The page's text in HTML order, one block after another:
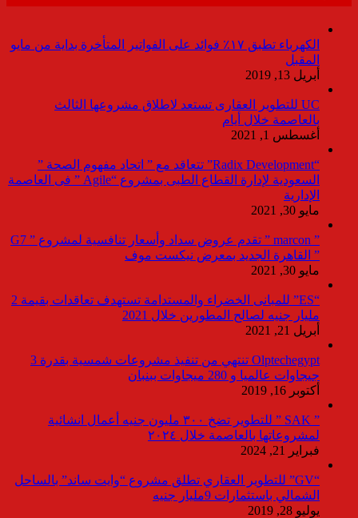
الكهرباء تطبق ١٧٪ فوائد على الفواتير المتأخرة بداية من مايو
المقبل
أبريل 13, 2019
UC للتطوير العقارى تستعد لاطلاق مشروعها الثالث
بالعاصمة خلال أيام
أغسطس 1, 2021
“Radix Development” تتعاقد مع ” اتحاد مفهوم الصحة ”
السعودية لإدارة القطاع الطبى بمشروع “Agile ” فى العاصمة
الإدارية
مايو 30, 2021
” marcon ” تقدم عروض سداد وأسعار تنافسية لمشروع ” G7
” القاهرة الجديد بمعرض نيكست موف
مايو 30, 2021
“ES” للمبانى الخضراء والمستدامة تستهدف تعاقدات بقيمة 2
مليار جنيه لصالح المطورين خلال 2021
أبريل 21, 2021
Olptechegypt تنتهي من تنفيذ مشروعات شمسية بقدرة 3
جيجاوات عالميا و 280 ميجاوات ببنبان
أكتوبر 16, 2019
” SAK ” للتطوير تضخ ٣٠٠ مليون جنيه أعمال انشائية
لمشروعاتها بالعاصمة خلال ٢٠٢٤
فبراير 21, 2024
“GV” للتطوير العقاري تطلق مشروع “وايت ساند” بالساحل
الشمالي باستثمارات 9مليار جنيه
يوليو 28, 2019